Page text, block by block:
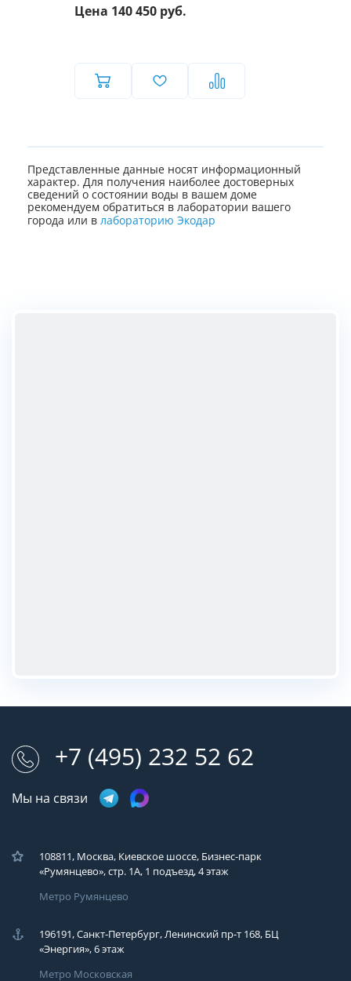
Цена 140 450 руб.
Представленные данные носят информационный
характер. Для получения наиболее достоверных
сведений о состоянии воды в вашем доме
рекомендуем обратиться в лаборатории вашего
города или в лабораторию Экодар
+7 (495) 232 52 62
Мы на связи
108811, Москва, Киевское шоссе, Бизнес-парк
«Румянцево», стр. 1А, 1 подъезд, 4 этаж
Метро Румянцево
196191, Санкт-Петербург, Ленинский пр-т 168, БЦ
«Энергия», 6 этаж
Метро Московская